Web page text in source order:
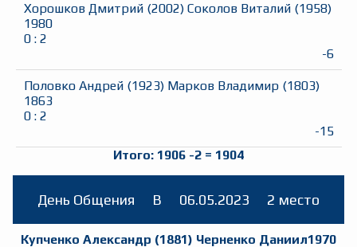
Хорошков Дмитрий (2002) Соколов Виталий (1958)
1980
0: 2
-6
Половко Андрей (1923) Марков Владимир (1803)
1863
0: 2
-15
Итого: 1906 -2 = 1904
День Общения B 06.05.2023 2 место
Купченко Александр (1881) Черненко Даниил1970